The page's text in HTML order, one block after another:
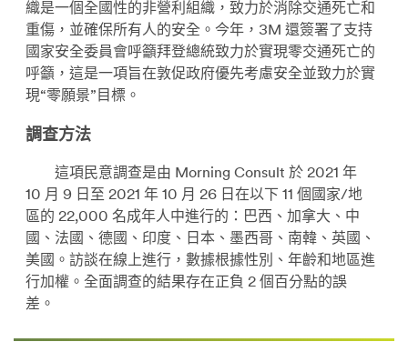
織是一個全國性的非營利組織，致力於消除交通死亡和
重傷，並確保所有人的安全。今年，3M 還簽署了支持
國家安全委員會呼籲拜登總統致力於實現零交通死亡的
呼籲，這是一項旨在敦促政府優先考慮安全並致力於實
現“零願景”目標。
調查方法
這項民意調查是由 Morning Consult 於 2021 年
10 月 9 日至 2021 年 10 月 26 日在以下 11 個國家/地
區的 22,000 名成年人中進行的：巴西、加拿大、中
國、法國、德國、印度、日本、墨西哥、南韓、英國、
美國。訪談在線上進行，數據根據性別、年齡和地區進
行加權。全面調查的結果存在正負 2 個百分點的誤
差。